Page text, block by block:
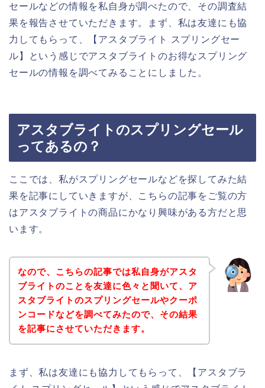
セールなどの情報を私自身が調べたので、その調査結
果を報告させていただきます。まず、私は友達にも協
力してもらって、【アスタブライト スプリングセー
ル】という感じでアスタブライトのお得なスプリング
セールの情報を調べてみることにしました。
アスタブライトのスプリングセール
ってあるの？
ここでは、私がスプリングセールなどを探してみた結
果を記事にしていきますが、こちらの記事をご覧の方
はアスタブライトの商品にかなり興味がある方だと思
います。
なので、こちらの記事では私自身がアスタ
ブライトのことを友達に色々と聞いて、ア
スタブライトのスプリングセールやクーポ
ンコードなどを調べてみたので、その結果
を記事にさせていただきます。
まず、私は友達にも協力してもらって、【アスタブラ